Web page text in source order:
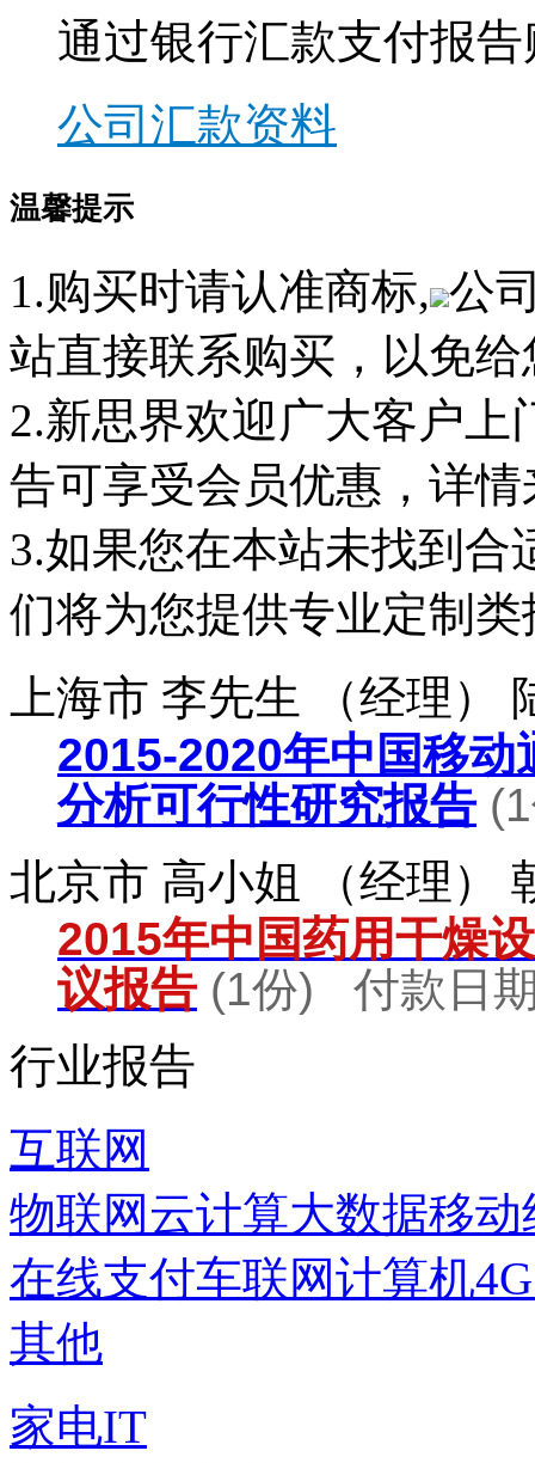
通过银行汇款支付报
公司汇款资料
温馨提示
1.购买时请认准商标, 公
站直接联系购买，以免
2.新思界欢迎广大客户
告可享受会员优惠，详
3.如果您在本站未找到
们将为您提供专业定制类
上海市 李先生 （经理）
2015-2020年中国移
分析可行性研究报告(1
北京市 高小姐 （经理）
2015年中国药用干燥
议报告 (1份) 付款日
行业报告
互联网
物联网 云计算大数据移动
在线支付车联网计算机
其他
家电IT